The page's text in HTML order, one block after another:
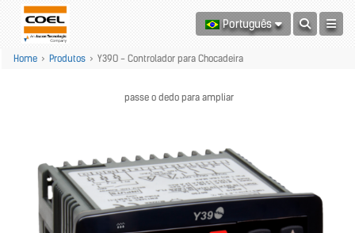
Português
Home > Produtos > Y39O - Controlador para Chocadeira
passe o dedo para ampliar